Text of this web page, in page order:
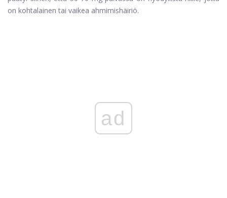
on kohtalainen tai vaikea ahmimishäiriö.
ad